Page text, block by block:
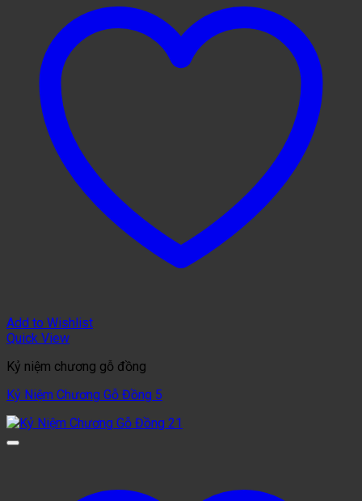
Add to Wishlist
Quick View
Kỷ niệm chương gỗ đồng
Kỷ Niệm Chương Gỗ Đồng 5